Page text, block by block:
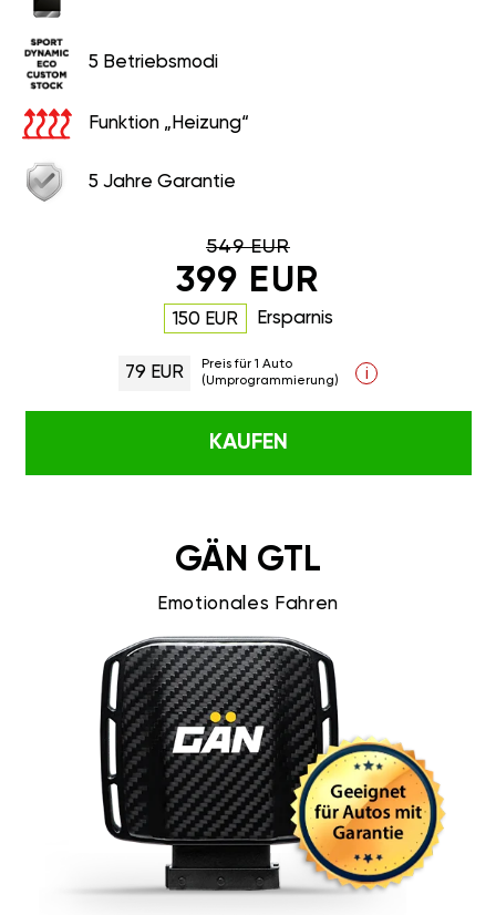
5 Betriebsmodi
Funktion „Heizung“
5 Jahre Garantie
549 EUR
399 EUR
150 EUR Ersparnis
79 EUR
Preis für 1 Auto
(Umprogrammierung)
i
KAUFEN
GÄN GTL
Emotionales Fahren